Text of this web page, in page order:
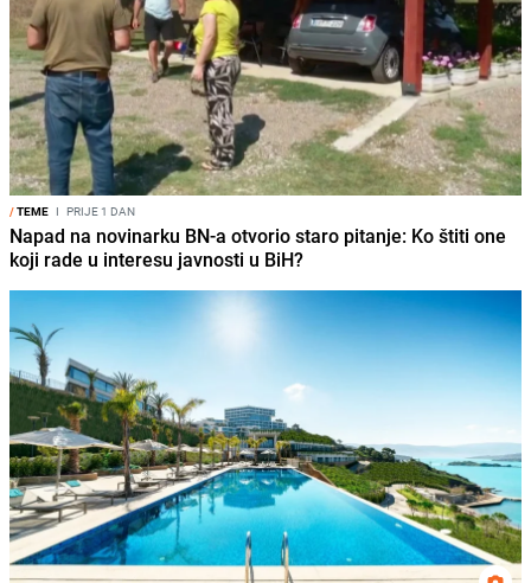
/TEME I PRIJE 1 DAN
Napad na novinarku BN-a otvorio staro pitanje: Ko štiti one
koji rade u interesu javnosti u BiH?